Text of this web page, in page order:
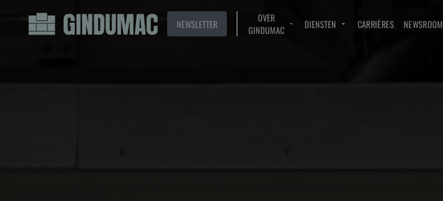
NEWSLETTER
OVER
GINDUMAC
DIENSTEN CARRIÈRES NEWSROOM